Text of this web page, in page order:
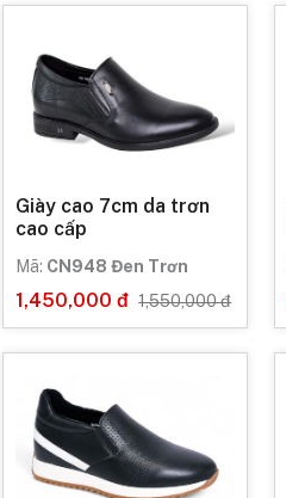
Giày cao 7cm da trơn
cao cấp
Mã: CN948 Đen Trơn
1,450,000 đ 1,550,000 đ